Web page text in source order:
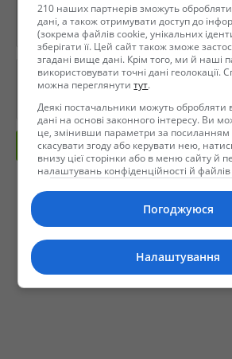
Отправить
210 наших партнерів зможуть
дані, а також отримувати доступ до
(зокрема файлів cookie, унікальних
зберігати її. Цей сайт також зможе
згадані вище дані. Крім того, ми й наші
використовувати точні дані геолокації.
можна переглянутитут.
Деякі постачальники можуть обробляти
дані на основі законного інтересу. Ви
це, змінивши параметри за
скасувати згоду або керувати нею,
внизу цієї сторінки або в меню сайту й
налаштувань конфіденційності й
Погоджуюся
Налаштування